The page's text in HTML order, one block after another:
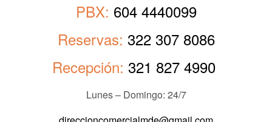
PBX: 604 4440099
Reservas: 322 307 8086
Recepción: 321 827 4990
Lunes – Domingo: 24/7